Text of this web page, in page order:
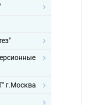
г.Москва